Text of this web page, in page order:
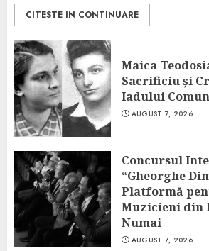
CITESTE IN CONTINUARE
Maica
Sacrificiu și
Iadului
AUGUST 7, 2026
Concursul
“Gheorghe
Platformă
Muzicieni din
Numai
AUGUST 7, 2026